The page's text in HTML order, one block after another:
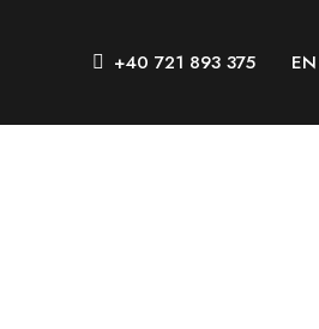
+40 721 893 375